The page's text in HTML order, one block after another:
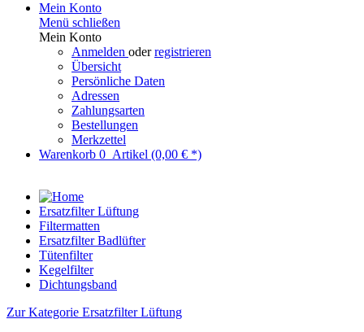
Mein Konto
Menü schließen
Mein Konto
Anmelden oderregistrieren
Übersicht
Persönliche Daten
Adressen
Zahlungsarten
Bestellungen
Merkzettel
Warenkorb 0 Artikel (0,00 € *)
Ersatzfilter Lüftung
Filtermatten
Ersatzfilter Badlüfter
Tütenfilter
Kegelfilter
Dichtungsband
Zur Kategorie Ersatzfilter Lüftung